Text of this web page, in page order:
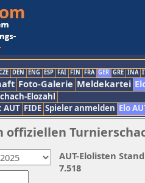
DEN ENG ESP FAI FIN FRA GER GRE INA
Foto-Galerie Meldekartei
Elozahl
AUT FIDE Spieler anmelden Elo
AUT-Elolisten
7.518